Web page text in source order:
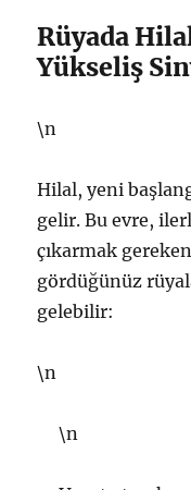
Rüyada
Yükseliş
\n
Hilal, yeni
gelir. Bu evre,
çıkarmak
gördüğünüz
gelebilir:
\n
\n